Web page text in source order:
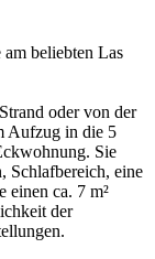
beliebten Las
oder von der
Aufzug in die 5
Sie
Schlafbereich, eine
einen ca. 7 m²
der